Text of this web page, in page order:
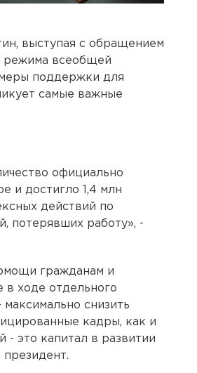
выступая с обращением
режима всеобщей
поддержки для
самые важные
официально
и достигло 1,4 млн
действий по
потерявших работу», -
гражданам и
в ходе отдельного
снизить
кадры, как и
- это капитал в развитии
президент.